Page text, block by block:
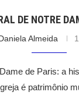
DE NOTRE
Almeida
de Paris: a
é patrimônio